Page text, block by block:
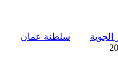
الجوية
سلطنة عمان